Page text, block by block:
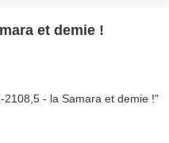
et demie !